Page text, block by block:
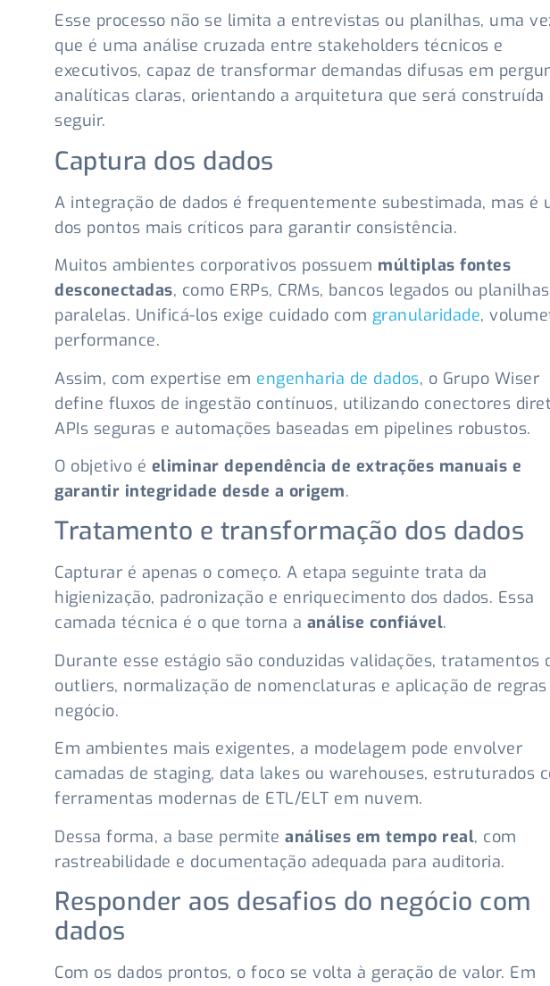
Esse processo não se limita a entrevistas ou planilhas, uma
que é uma análise cruzada entre stakeholders técnicos e
executivos, capaz de transformar demandas difusas em
analíticas claras, orientando a arquitetura que será construída
seguir.
Captura dos dados
A integração de dados é frequentemente subestimada, mas é
dos pontos mais críticos para garantir consistência.
Muitos ambientes corporativos possuem múltiplas fontes
desconectadas, como ERPs, CRMs, bancos legados ou planilhas
paralelas. Unificá-los exige cuidado com granularidade,
performance.
Assim, com expertise em engenharia de dados, o Grupo Wiser
define fluxos de ingestão contínuos, utilizando conectores
APIs seguras e automações baseadas em pipelines robustos.
O objetivo é eliminar dependência de extrações manuais e
garantir integridade desde a origem.
Tratamento e transformação dos dados
Capturar é apenas o começo. A etapa seguinte trata da
higienização, padronização e enriquecimento dos dados. Essa
camada técnica é o que torna a análise confiável.
Durante esse estágio são conduzidas validações, tratamentos
outliers, normalização de nomenclaturas e aplicação de regras
negócio.
Em ambientes mais exigentes, a modelagem pode envolver
camadas de staging, data lakes ou warehouses, estruturados
ferramentas modernas de ETL/ELT em nuvem.
Dessa forma, a base permite análises em tempo real, com
rastreabilidade e documentação adequada para auditoria.
Responder aos desafios do negócio com
dados
Com os dados prontos, o foco se volta à geração de valor. Em